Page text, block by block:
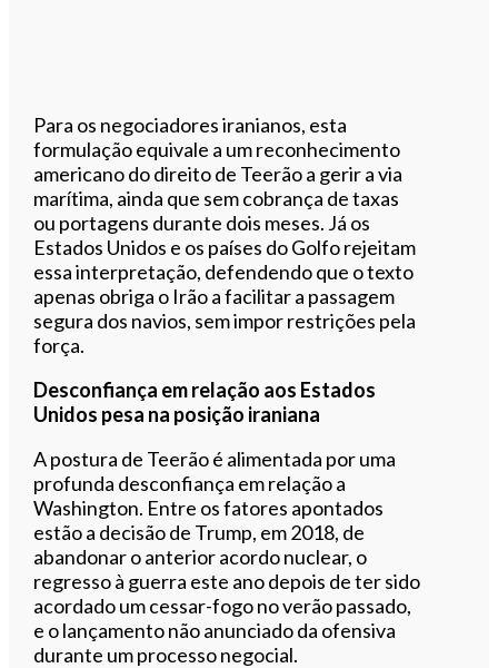
Para os negociadores iranianos, esta
formulação equivale a um reconhecimento
americano do direito de Teerão a gerir a via
marítima, ainda que sem cobrança de taxas
ou portagens durante dois meses. Já os
Estados Unidos e os países do Golfo rejeitam
essa interpretação, defendendo que o texto
apenas obriga o Irão a facilitar a passagem
segura dos navios, sem impor restrições pela
força.
Desconfiança em relação aos Estados
Unidos pesa na posição iraniana
A postura de Teerão é alimentada por uma
profunda desconfiança em relação a
Washington. Entre os fatores apontados
estão a decisão de Trump, em 2018, de
abandonar o anterior acordo nuclear, o
regresso à guerra este ano depois de ter sido
acordado um cessar-fogo no verão passado,
e o lançamento não anunciado da ofensiva
durante um processo negocial.